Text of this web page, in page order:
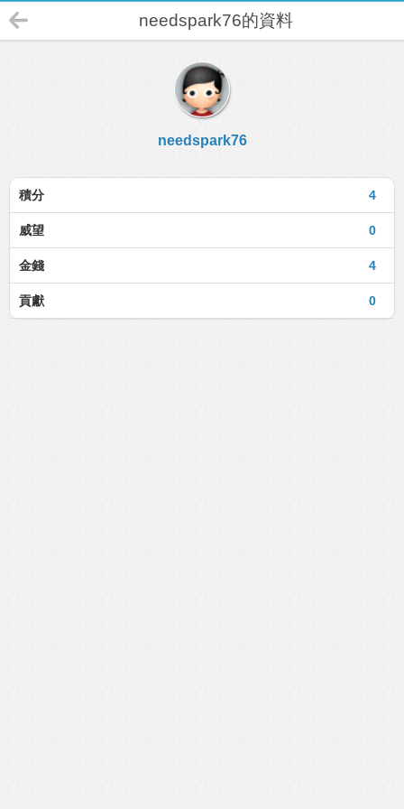
needspark76的資料
needspark76
4
積分
0
威望
4
金錢
0
貢獻